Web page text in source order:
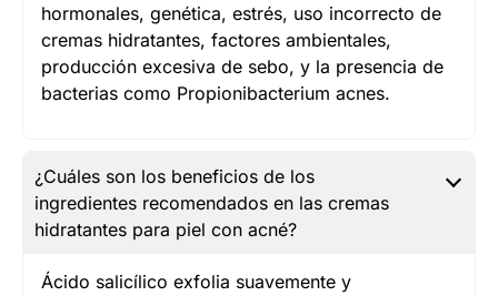
hormonales, genética, estrés, uso incorrecto de
cremas hidratantes, factores ambientales,
producción excesiva de sebo, y la presencia de
bacterias como Propionibacterium acnes.
¿Cuáles son los beneficios de los
ingredientes recomendados en las cremas
hidratantes para piel con acné?
Ácido salicílico exfolia suavemente y